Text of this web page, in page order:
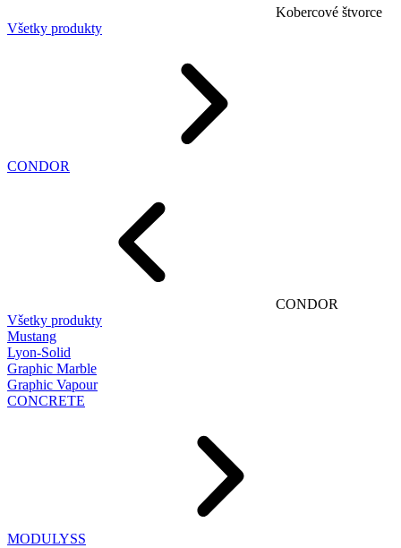
Kobercové štvorce
Všetky produkty
CONDOR
CONDOR
Všetky produkty
Mustang
Lyon-Solid
Graphic Marble
Graphic Vapour
CONCRETE
MODULYSS